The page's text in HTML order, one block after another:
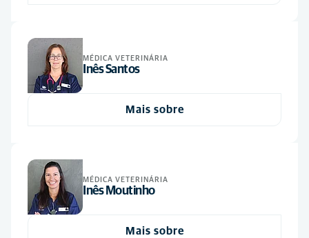
MÉDICA VETERINÁRIA
Inês Santos
Mais sobre
MÉDICA VETERINÁRIA
Inês Moutinho
Mais sobre